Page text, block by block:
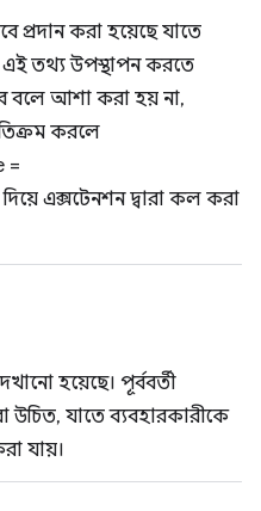
প্রদান করা হয়েছে যাতে
এই তথ্য উপস্থাপন করতে
বলে আশা করা হয় না,
করলে
=
এক্সটেনশন দ্বারা কল করা
হয়েছে। পূর্ববর্তী
উচিত, যাতে ব্যবহারকারীকে
যায়।